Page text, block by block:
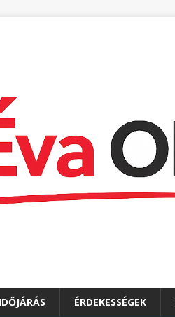
IDŐJÁRÁS ÉRDEKESSÉGEK